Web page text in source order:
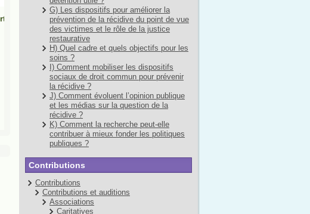
G) Les dispositifs pour améliorer la
prévention de la récidive du point de vue
des victimes et le rôle de la justice
restaurative
H) Quel cadre et quels objectifs pour les
soins ?
I) Comment mobiliser les dispositifs
sociaux de droit commun pour prévenir
la récidive ?
J) Comment évoluent l’opinion publique
et les médias sur la question de la
récidive ?
K) Comment la recherche peut-elle
contribuer à mieux fonder les politiques
publiques ?
Contributions
Contributions
Contributions et auditions
Associations
Caritatives